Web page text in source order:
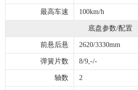
最高车速 100km/h
底盘参数/配置
前悬后悬 2620/3330mm
弹簧片数 8/9,-/-
轴数 2